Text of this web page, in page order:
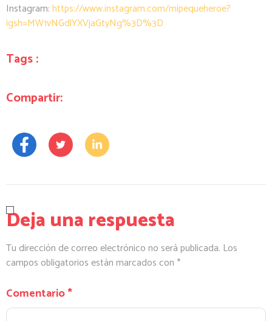
Instagram:https://www.instagram.com/mipequeheroe?
igsh=MW1vNGdlYXVjaGtyNg%3D%3D
Tags :
Compartir:
Deja una respuesta
Tu dirección de correo electrónico no será publicada. Los
campos obligatorios están marcados con *
Comentario*